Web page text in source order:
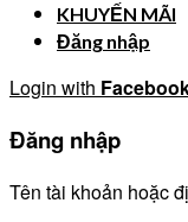
KHUYẾN MÃI
Đăng nhập
Login with
Đăng nhập
Tên tài khoản hoặc